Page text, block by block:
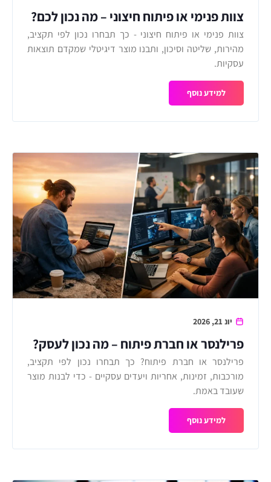
צוות פנימי או פיתוח חיצוני – מה נכון לכם?
צוות פנימי או פיתוח חיצוני - כך תבחרו נכון לפי תקציב,
מהירות, שליטה וסיכון, ותבנו מוצר דיגיטלי שמקדם תוצאות
עסקיות.
למידע נוסף
יונ 21, 2026
פרילנסר או חברת פיתוח – מה נכון לעסק?
פרילנסר או חברת פיתוח? כך תבחרו נכון לפי תקציב,
מורכבות, זמינות, אחריות ויעדים עסקיים - כדי לבנות מוצר
שעובד באמת.
למידע נוסף